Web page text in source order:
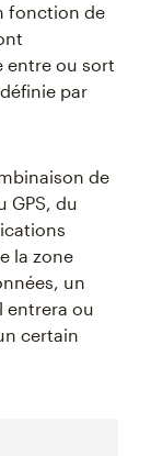
fonction de
entre ou sort
par
de
GPS, du
la zone
un
entrera ou
certain